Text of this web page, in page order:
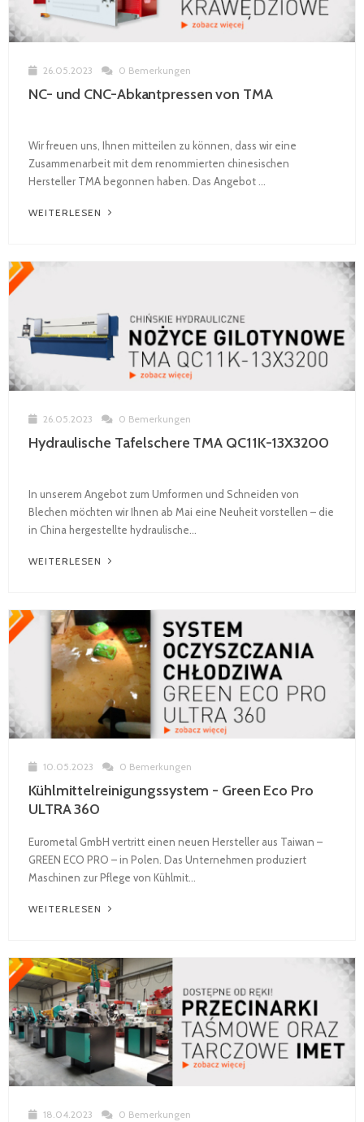
26.05.2023 0 Bemerkungen
NC- und CNC-Abkantpressen von TMA
Wir freuen uns, Ihnen mitteilen zu können, dass wir eine
Zusammenarbeit mit dem renommierten chinesischen
Hersteller TMA begonnen haben. Das Angebot ...
WEITERLESEN
26.05.2023 0 Bemerkungen
Hydraulische Tafelschere TMA QC11K-13X3200
In unserem Angebot zum Umformen und Schneiden von
Blechen möchten wir Ihnen ab Mai eine Neuheit vorstellen – die
in China hergestellte hydraulische...
WEITERLESEN
10.05.2023 0 Bemerkungen
Kühlmittelreinigungssystem - Green Eco Pro
ULTRA 360
Eurometal GmbH vertritt einen neuen Hersteller aus Taiwan –
GREEN ECO PRO – in Polen. Das Unternehmen produziert
Maschinen zur Pflege von Kühlmit...
WEITERLESEN
18.04.2023 0 Bemerkungen